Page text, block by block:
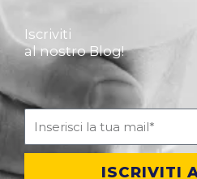
Iscriviti
al nostro Blog!
ISCRIVITI